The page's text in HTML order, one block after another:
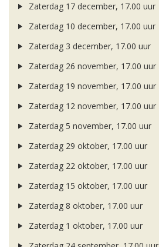
Zaterdag 17 december, 17.00 uur
Zaterdag 10 december, 17.00 uur
Zaterdag 3 december, 17.00 uur
Zaterdag 26 november, 17.00 uur
Zaterdag 19 november, 17.00 uur
Zaterdag 12 november, 17.00 uur
Zaterdag 5 november, 17.00 uur
Zaterdag 29 oktober, 17.00 uur
Zaterdag 22 oktober, 17.00 uur
Zaterdag 15 oktober, 17.00 uur
Zaterdag 8 oktober, 17.00 uur
Zaterdag 1 oktober, 17.00 uur